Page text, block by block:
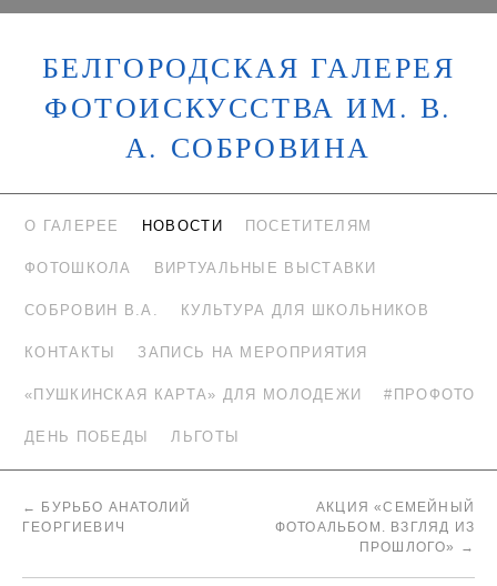
БЕЛГОРОДСКАЯ ГАЛЕРЕЯ
ФОТОИСКУССТВА ИМ. В.
А. СОБРОВИНА
О ГАЛЕРЕЕ НОВОСТИ ПОСЕТИТЕЛЯМ
ФОТОШКОЛА ВИРТУАЛЬНЫЕ ВЫСТАВКИ
СОБРОВИН В.А. КУЛЬТУРА ДЛЯ ШКОЛЬНИКОВ
КОНТАКТЫ ЗАПИСЬ НА МЕРОПРИЯТИЯ
«ПУШКИНСКАЯ КАРТА» ДЛЯ МОЛОДЕЖИ #ПРОФОТО
ДЕНЬ ПОБЕДЫ ЛЬГОТЫ
←
БУРЬБО АНАТОЛИЙ
ГЕОРГИЕВИЧ
АКЦИЯ «СЕМЕЙНЫЙ
ФОТОАЛЬБОМ. ВЗГЛЯД ИЗ
ПРОШЛОГО»
→